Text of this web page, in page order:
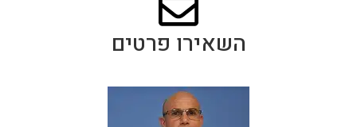
השאירו פרטים